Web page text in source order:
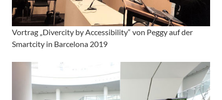
Vortrag „Divercity by Accessibility“ von Peggy auf der
Smartcity in Barcelona 2019